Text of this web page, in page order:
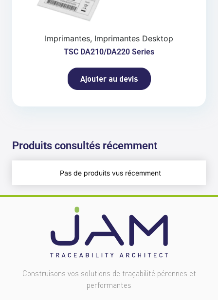
Imprimantes, Imprimantes Desktop
TSC DA210/DA220 Series
Ajouter au devis
Produits consultés récemment
Pas de produits vus récemment
Construisons vos solutions de traçabilité pérennes et
performantes